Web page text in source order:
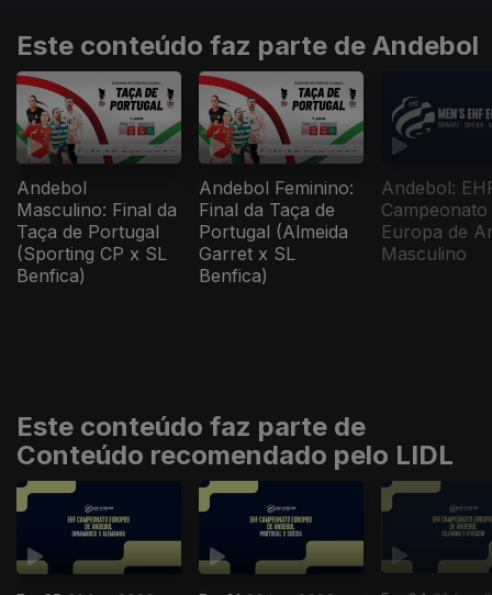
Este conteúdo faz parte de Andebol
Andebol
Masculino: Final da
Taça de Portugal
(Sporting CP x SL
Benfica)
Andebol Feminino:
Final da Taça de
Portugal (Almeida
Garret x SL
Benfica)
Andebol:
Campeonato
Europa de
Masculino
Este conteúdo faz parte de
Conteúdo recomendado pelo LIDL